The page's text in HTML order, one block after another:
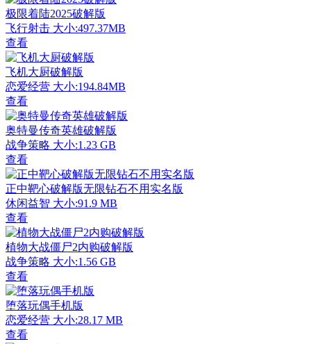
极限着陆2025破解版
飞行射击 大小:497.37MB
查看
飞机大厨破解版
恋爱经营 大小:194.84MB
查看
奥特曼传奇英雄破解版
战争策略 大小:1.23 GB
查看
正中靶心破解版无限钻石不用实名版
休闲益智 大小:91.9 MB
查看
植物大战僵尸2内购破解版
战争策略 大小:1.56 GB
查看
堕落玩偶手机版
恋爱经营 大小:28.17 MB
查看